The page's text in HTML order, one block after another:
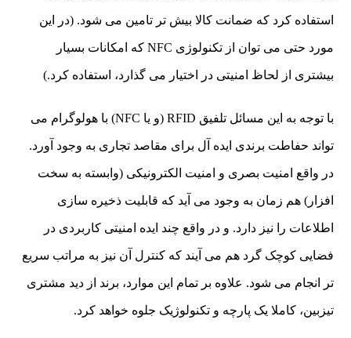
استفاده کرد که ضمانت کالا بیش تر تامین می شود. (در این
مورد حتی می توان از تکنولوژی NFC که امکانات بسیار
بیشتری از لحاظ امنیتی در اختیار می گذارد، استفاده کرد.)
با توجه به این مسائل تلفیق RFID (و یا NFC) با هولوگرام می
تواند حفاطت برندی ایده آل برای مقاصد تجاری به وجود آورد.
در واقع امنیت بصری و امنیت الکترونیکی (وابسته به سخت
افزار) هم زمان به وجود می آید که قابلیت ذخیره سازی
اطلاعات را نیز دارد. و در واقع چند ایده امنیتی کاربردی در
فضایی کوچک گرد هم می آیند که کنترل آن نیز به مراتب سریع
تر انجام می شود. علاوه بر تمام این موارد، برند از دید مشتری
تیزبین، کاملا یک پارچه و تکنولوژیک جلوه خواهد کرد.